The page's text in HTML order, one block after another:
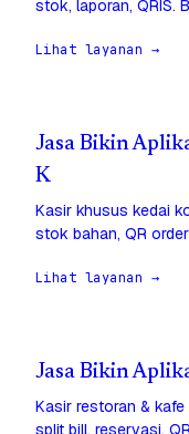
stok, laporan, QRIS.
Lihat layanan →
Jasa Bikin
K
Kasir khusus kedai
stok bahan, QR
Lihat layanan →
Jasa Bikin
Kasir restoran &
split bill, reservasi,